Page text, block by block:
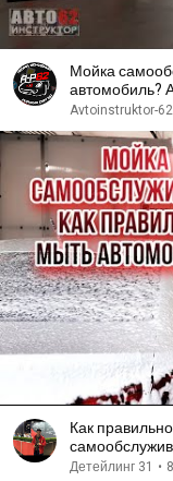
Мойка самообслуживания. Как помыть
автомобиль?
Avtoinstruktor-
Как
Детейлинг 31 •